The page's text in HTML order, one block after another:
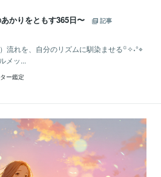
かりをともす365日〜
記事
流れを、自分のリズムに馴染ませる꙳✧˖°⌖
メッ...
ー鑑定